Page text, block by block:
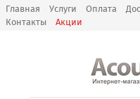
Главная Услуги Оплата
Контакты
Акции